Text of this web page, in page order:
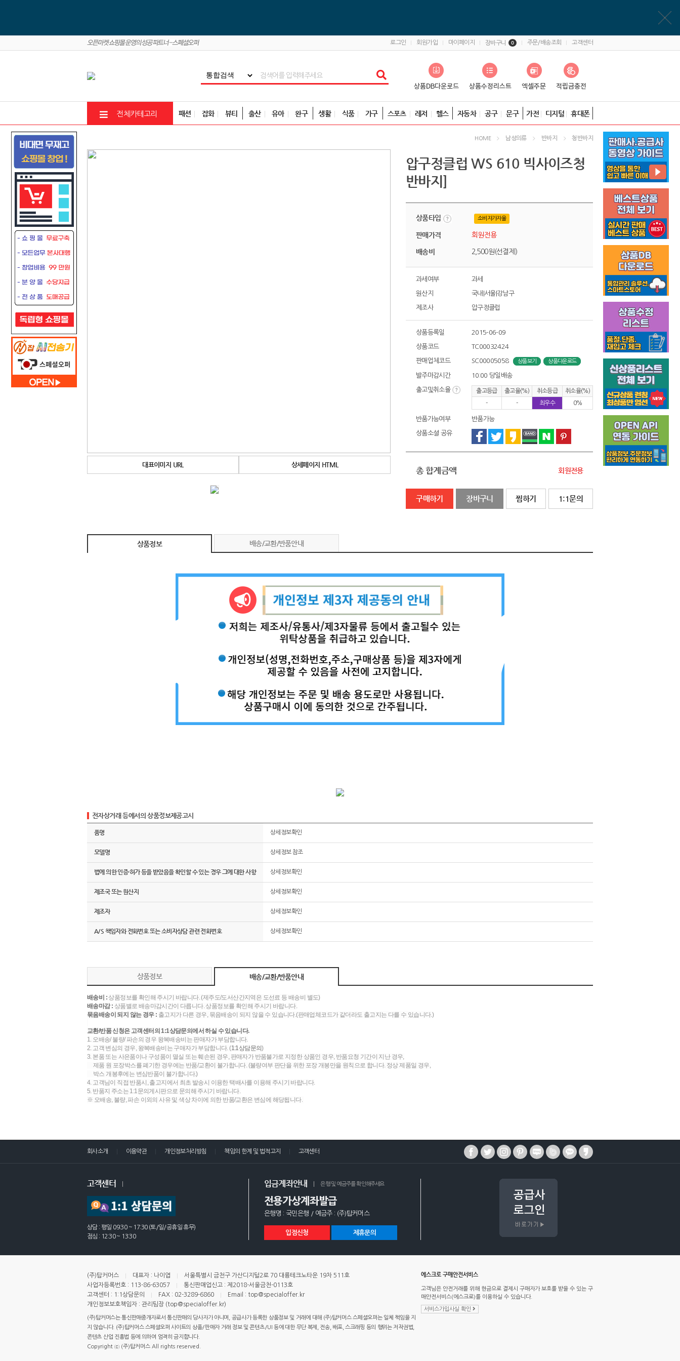
로그인 회원가입 마이페이지 장바구니 0 주문/배송조회 고객센터
전체카테고리 패션 잡화 뷰티 출산 유아 완구 생활 식품 가구 스포츠 레저 헬스 자동차 공구 문구 가전 디지털 휴대폰
HOME 남성의류 반바지 청반바지
대표이미지 URL 상세페이지 HTML
압구정클럽 WS 610 빅사이즈청
반바지]
상품타입 소비자가자율
판매가격 회원전용
배송비 2,500원(선결제)
과세여부 과세
원산지 국내|서울|강남구
제조사 압구정클럽
상품등록일 2015-06-09
상품코드 TC00032424
판매업체코드 SC00005058 상품보기 상품다운로드
발주마감시간 10:00 당일배송
출고및취소율 출고등급 출고율(%) 취소등급
취소율(%)
-
- 최우수 0%
반품가능여부 반품가능
상품소셜 공유
총 합계금액 회원전용
구매하기 장바구니 찜하기 1:1문의
상품정보 배송/교환/반품안내
전자상거래 등에서의 상품정보제공고시
품명 상세정보확인
모델명 상세정보 참조
법에 의한 인증·허가 등을 받았음을 확인할 수 있는 경우 그에 대한 사항 상세정보확인
제조국 또는 원산지 상세정보확인
제조자 상세정보확인
A/S 책임자와 전화번호 또는 소비자상담 관련 전화번호 상세정보확인
상품정보 배송/교환/반품안내
배송비 :상품정보를 확인해 주시기 바랍니다. (제주도/도서산간지역은 도선료 등 배송비 별도)
배송마감 : 상품별로 배송마감시간이 다릅니다. 상품정보를 확인해 주시기 바랍니다.
묶음배송이 되지 않는 경우 : 출고지가 다른 경우, 묶음배송이 되지 않을 수 있습니다.(판매업체코드가 같더라도 출고지는 다를 수 있습니다.)
교환/반품 신청은 고객센터의 1:1상담문의에서 하실 수 있습니다.
1. 오배송/ 불량/ 파손의 경우 왕복배송비는 판매자가 부담합니다.
2. 고객 변심의 경우, 왕복배송비는 구매자가 부담합니다. (1:1상담문의)
3. 본품 또는 사은품이나 구성품이 멸실 또는 훼손된 경우, 판매자가 반품불가로 지정한 상품인 경우, 반품요청 기간이 지난 경우,
제품 원 포장박스를 폐기한 경우에는 반품/교환이 불가합니다. (불량여부 판단을 위한 포장 개봉만을 원칙으로 합니다. 정상 제품일 경우,
박스 개봉후에는 변심반품이 불가합니다.)
4. 고객님이 직접 반품시, 출고지에서 최초 발송시 이용한 택배사를 이용해 주시기 바랍니다.
5. 반품지 주소는 1:1문의게시판으로 문의해 주시기 바랍니다.
※ 오배송, 불량, 파손 이외의 사유 및 색상 차이에 의한 반품/교환은 변심에 해당됩니다.
회사소개 이용약관 개인정보처리방침 책임의 한계 및 법적고지 고객센터
고객센터
상담 : 평일 09:30 ~ 17:30 (토/일/공휴일 휴무)
점심 : 12:30 ~ 13:30
입금계좌안내 은행 및 예금주를 확인해주세요
전용가상계좌발급
은행명 : 국민은행 / 예금주 : (주)탑커머스
입점신청 제휴문의
(주)탑커머스 대표자 : 나이엽
서울특별시 금천구 가산디지털2로 70 대륭테크노타운 19차 511호
사업자등록번호 : 113-86-63057
통신판매업신고 : 제2018-서울금천-0113호
고객센터 : 1:1상담문의
FAX : 02-3289-6860
Email : top@specialoffer.kr
개인정보보호책임자 : 관리팀장 (top@specialoffer.kr)
(주)탑커머스는 통신판매중개자로서 통신판매의 당사자가 아니며, 공급사가 등록한 상품정보 및 거래에 대해 (주)탑커머스 스페셜오퍼는 일체 책임을 지
지 않습니다. (주)탑커머스 스페셜오퍼 사이트의 상품/판매자 거래 정보 및 콘텐츠/UI 등에 대한 무단 복제, 전송, 배포, 스크래핑 등의 행위는 저작권법,
콘텐츠 산업 진흥법 등에 의하여 엄격히 금지합니다.
Copyright ⓒ (주)탑커머스 All rights reserved.
에스크로 구매안전서비스
고객님은 안전거래를 위해 현금으로 결제시 구매자가 보호를 받을 수 있는 구
매안전서비스(에스크로)를 이용하실 수 있습니다.
서비스가입사실 확인